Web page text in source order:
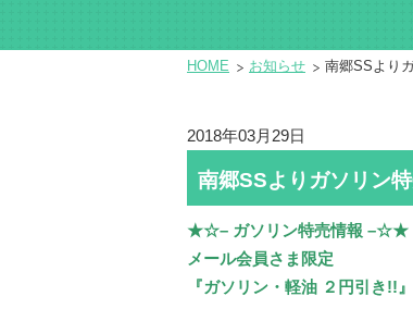
HOME お知らせ 南郷SSより
2018年03月29日
南郷SSよりガソリン
★☆– ガソリン特売情報 –☆★
メール会員さま限定
『ガソリン・軽油 ２円引き!!』